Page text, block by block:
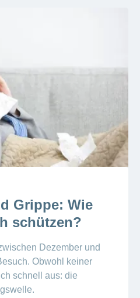
Grippe: Wie
schützen?
Dezember und
Obwohl keiner
schnell aus: die